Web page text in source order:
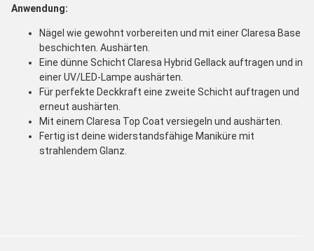
Anwendung:
Nägel wie gewohnt vorbereiten und mit einer Claresa Base
beschichten. Aushärten.
Eine dünne Schicht Claresa Hybrid Gellack auftragen und in
einer UV/LED-Lampe aushärten.
Für perfekte Deckkraft eine zweite Schicht auftragen und
erneut aushärten.
Mit einem Claresa Top Coat versiegeln und aushärten.
Fertig ist deine widerstandsfähige Maniküre mit
strahlendem Glanz.